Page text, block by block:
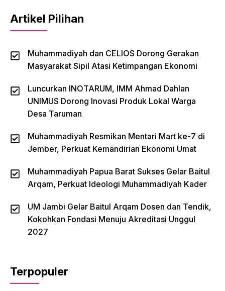
Artikel Pilihan
Muhammadiyah dan CELIOS Dorong Gerakan
Masyarakat Sipil Atasi Ketimpangan Ekonomi
Luncurkan INOTARUM, IMM Ahmad Dahlan
UNIMUS Dorong Inovasi Produk Lokal Warga
Desa Taruman
Muhammadiyah Resmikan Mentari Mart ke-7 di
Jember, Perkuat Kemandirian Ekonomi Umat
Muhammadiyah Papua Barat Sukses Gelar Baitul
Arqam, Perkuat Ideologi Muhammadiyah Kader
UM Jambi Gelar Baitul Arqam Dosen dan Tendik,
Kokohkan Fondasi Menuju Akreditasi Unggul
2027
Terpopuler